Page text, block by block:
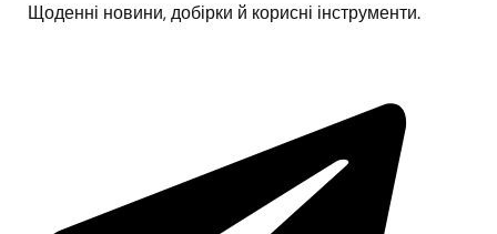
Щоденні новини, добірки й корисні інструменти.